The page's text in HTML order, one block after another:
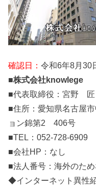
確認日：令和6年8月30
■株式会社knowlege
■代表取締役：宮野 匠
■住所：愛知県名古屋
ョン錦第2 406号
■TEL：052-728-6909
■会社HP：なし
■法人番号：海外のため
◆インターネット異性